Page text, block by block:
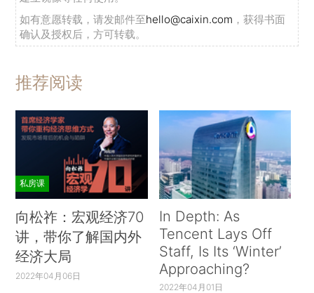
如有意愿转载，请发邮件至hello@caixin.com ，获得书面
确认及授权后，方可转载。
推荐阅读
私房课
向松祚：宏观经济70
讲，带你了解国内外
经济大局
2022年04月06日
In Depth: As
Tencent Lays Off
Staff, Is Its ‘Winter’
Approaching?
2022年04月01日